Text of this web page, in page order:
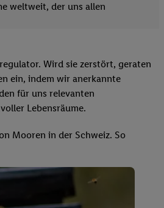
weltweit, der uns allen
Wird sie zerstört, geraten
ein, indem wir anerkannte
für uns relevanten
Lebensräume.
Mooren in der Schweiz. So